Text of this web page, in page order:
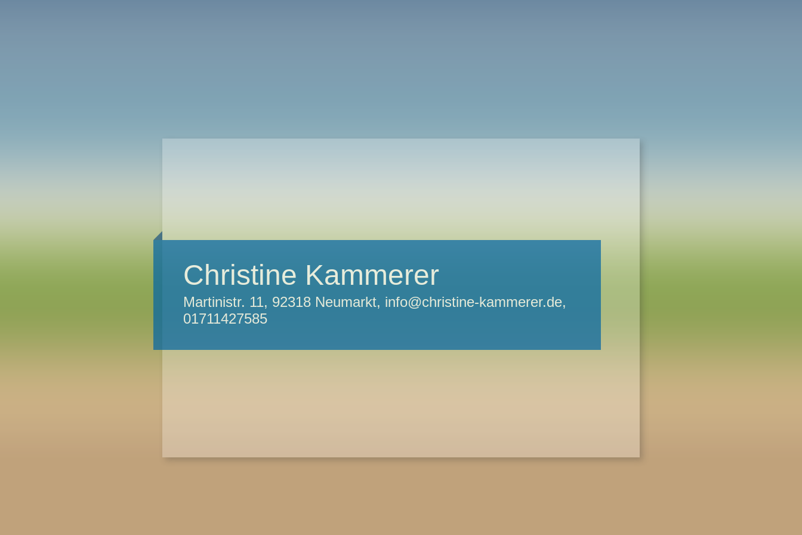
Christine Kammerer
Martinistr. 11, 92318 Neumarkt, info@christine-kammerer.de,
01711427585